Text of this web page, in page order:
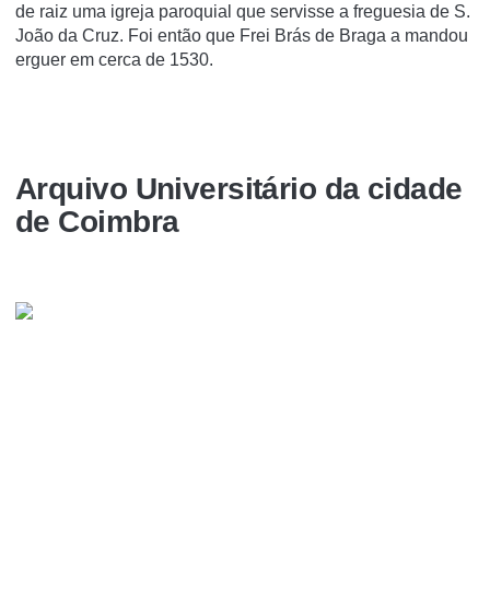
de raiz uma igreja paroquial que servisse a freguesia de S.
João da Cruz. Foi então que Frei Brás de Braga a mandou
erguer em cerca de 1530.
Arquivo Universitário da cidade
de Coimbra